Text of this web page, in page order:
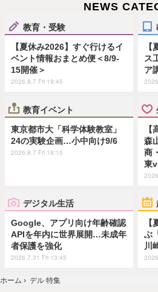
NEWS
教育・受験
【夏休み2026】すぐ行けるイ
ベント情報おまとめ便＜8/9-
15開催＞
2026.8.7 Fri 19:45
ス
ア
教育イベント
東京都市大「科学体験教室」
24の実験企画…小中向け9/6
2026.8.7 Fri 18:15
森
商
東
デジタル生活
Google、アプリ向け年齢確認
APIを年内に世界展開…未成年
者保護を強化
2026.7.31 Fri 13:45
ぶ
川
ホーム › デル 特集